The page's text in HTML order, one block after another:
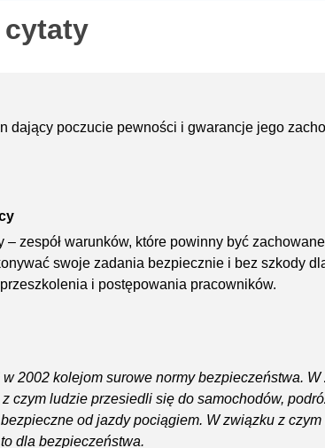
dający poczucie pewności i gwarancje jego
– zespół warunków, które powinny być
swoje zadania bezpiecznie i bez szkody
i postępowania pracowników.
w 2002 kolejom surowe normy bezpieczeństwa.
z czym ludzie przesiedli się do samochodów,
od jazdy pociągiem. W związku z
dla bezpieczeństwa.